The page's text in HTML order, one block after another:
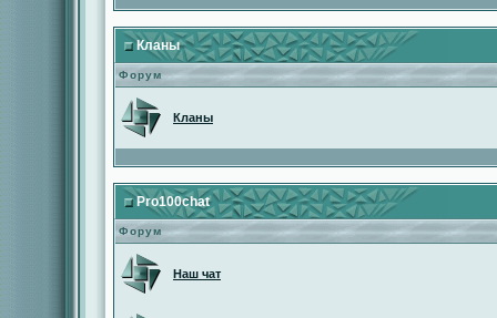
Кланы
Форум
Кланы
Pro100chat
Форум
Наш чат